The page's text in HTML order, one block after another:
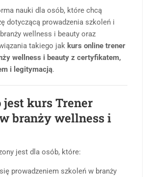
nauki dla osób, które chcą
dotyczącą prowadzenia szkoleń i
wellness i beauty oraz
takiego jak kurs online trener
wellness i beauty z certyfikatem,
i legitymacją.
jest kurs Trener
branży wellness i
jest dla osób, które:
prowadzeniem szkoleń w branży